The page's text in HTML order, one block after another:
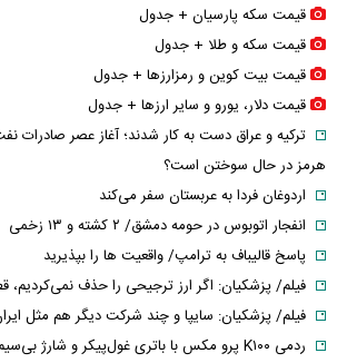
قیمت سکه پارسیان + جدول
قیمت سکه و طلا + جدول
قیمت بیت کوین و رمزارز‌ها + جدول
قیمت دلار، یورو و سایر ارز‌ها + جدول
ترکیه و عراق دست به کار شدند؛ آغاز عصر صادرات
هرمز در حال سوختن است؟
اردوغان فردا به عربستان سفر می‌کند
انفجار اتوبوس در حومه دمشق/ ۲ کشته و ۱۳ زخمی
پاسخ قالیباف به ترامپ/ واقعیت ها را بپذیرید
فیلم/ پزشکیان: اگر ارز ترجیحی را حذف
فیلم/ پزشکیان: سایپا و چند شرکت دیگر هم مثل
ردمی K۱۰۰ پرو مکس با باتری غول‌پیکر و شارژ بی‌سیم روانه بازار می‌شود